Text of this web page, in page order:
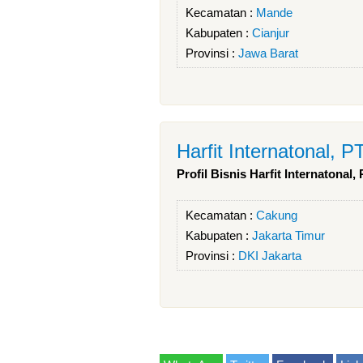
Kecamatan : Mande
Kabupaten : Cianjur
Provinsi : Jawa Barat
Harfit Internatonal,
Profil Bisnis Harfit Internatonal,
Kecamatan : Cakung
Kabupaten : Jakarta Timur
Provinsi : DKI Jakarta